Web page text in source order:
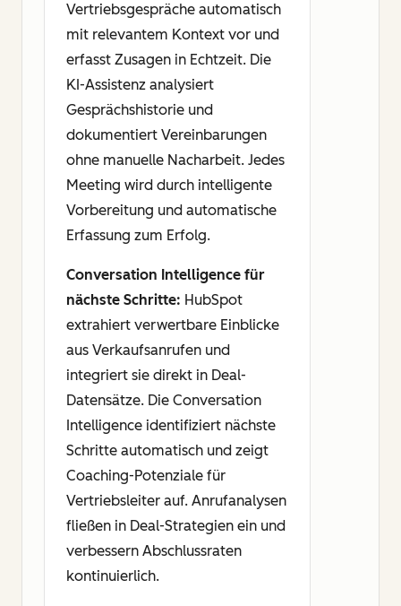
Vertriebsgespräche automatisch
mit relevantem Kontext vor und
erfasst Zusagen in Echtzeit. Die
KI-Assistenz analysiert
Gesprächshistorie und
dokumentiert Vereinbarungen
ohne manuelle Nacharbeit. Jedes
Meeting wird durch intelligente
Vorbereitung und automatische
Erfassung zum Erfolg.
Conversation Intelligence für
nächste Schritte: HubSpot
extrahiert verwertbare Einblicke
aus Verkaufsanrufen und
integriert sie direkt in Deal-
Datensätze. Die Conversation
Intelligence identifiziert nächste
Schritte automatisch und zeigt
Coaching-Potenziale für
Vertriebsleiter auf. Anrufanalysen
fließen in Deal-Strategien ein und
verbessern Abschlussraten
kontinuierlich.